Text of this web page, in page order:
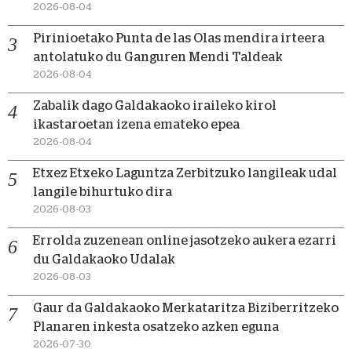
2026-08-04
Pirinioetako Punta de las Olas mendira irteera
antolatuko du Ganguren Mendi Taldeak
2026-08-04
Zabalik dago Galdakaoko iraileko kirol
ikastaroetan izena emateko epea
2026-08-04
Etxez Etxeko Laguntza Zerbitzuko langileak udal
langile bihurtuko dira
2026-08-03
Errolda zuzenean online jasotzeko aukera ezarri
du Galdakaoko Udalak
2026-08-03
Gaur da Galdakaoko Merkataritza Biziberritzeko
Planaren inkesta osatzeko azken eguna
2026-07-30